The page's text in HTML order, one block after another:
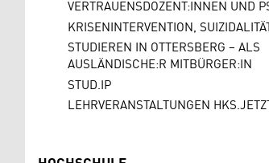
VERTRAUENSDOZENT:INNEN UND
KRISENINTERVENTION,
STUDIEREN IN OTTERSBERG – ALS
AUSLÄNDISCHE:R MITBÜRGER:IN
STUD.IP
LEHRVERANSTALTUNGEN